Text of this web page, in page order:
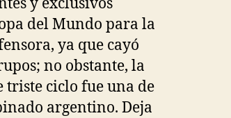
del Mundo para la
ya que cayó
no obstante, la
triste ciclo fue una de
argentino. Deja